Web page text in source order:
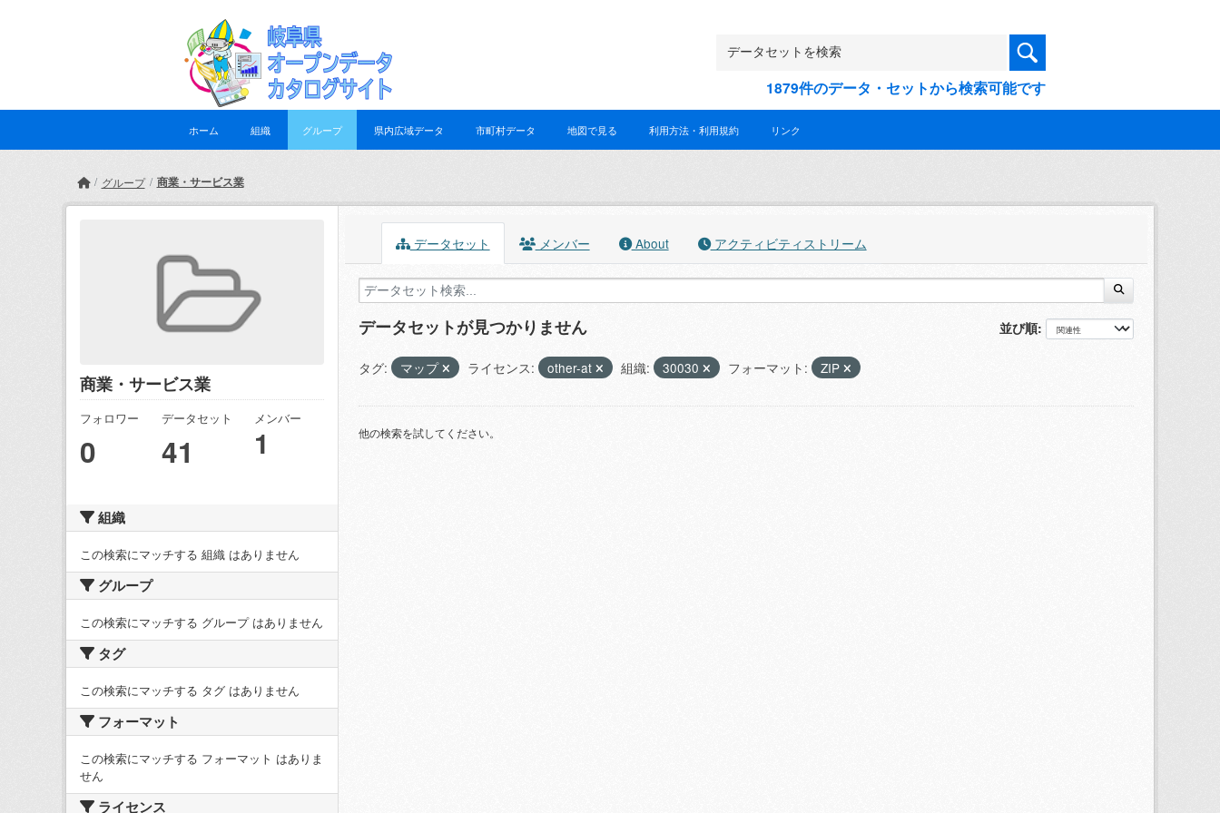
1879件のデータ・セットから検索可能です
ホーム 組織 グループ 県内広域データ 市町村データ 地図で見る 利用方法・利用規約 リンク
グループ 商業・サービス業
商業・サービス業
フォロワー
0
データセット
41
メンバー
1
組織
この検索にマッチする 組織 はありません
グループ
この検索にマッチする グループ はありません
タグ
この検索にマッチする タグ はありません
フォーマット
この検索にマッチする フォーマット はありま
せん
ライセンス
データセット メンバー About アクティビティストリーム
並び順
データセットが見つかりません
タグ: マップ ライセンス: other-at 組織: 30030 フォーマット: ZIP
他の検索を試してください。